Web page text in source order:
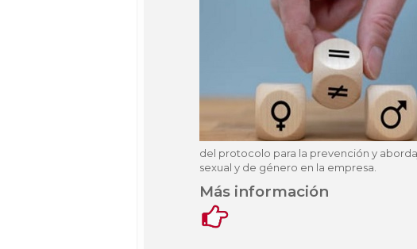
del protocolo para la prevención y
sexual y de género en la empresa.
Más información